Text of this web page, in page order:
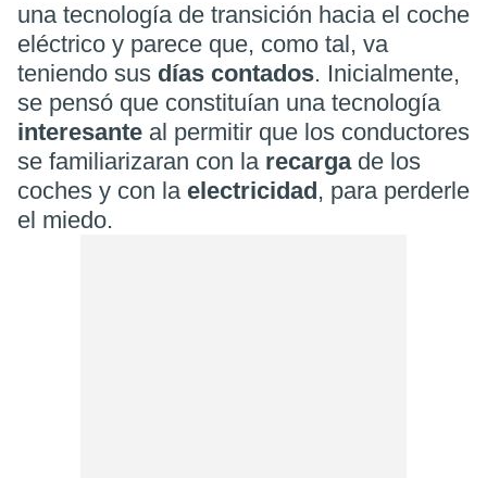
una tecnología de transición hacia el coche
eléctrico y parece que, como tal, va
teniendo sus días contados. Inicialmente,
se pensó que constituían una tecnología
interesante al permitir que los conductores
se familiarizaran con la recarga de los
coches y con la electricidad, para perderle
el miedo.